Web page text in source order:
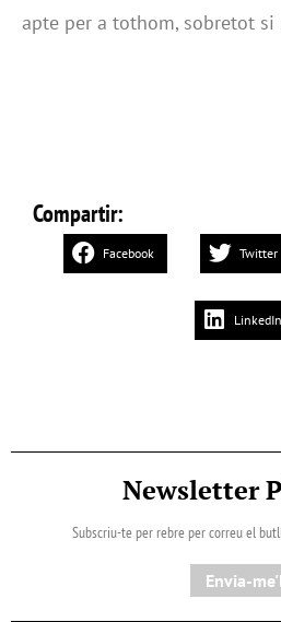
apte per a tothom, sobretot
Compartir:
Facebook Twitter
LinkedIn
Newsletter
Subscriu-te per rebre per correu el
Envia-